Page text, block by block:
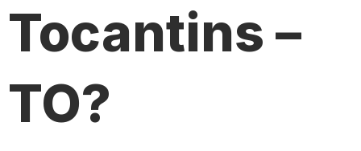
Tocantins –
TO?